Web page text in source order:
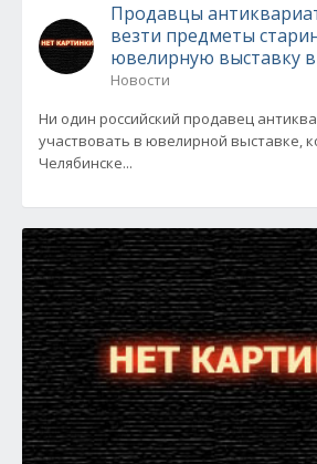
Продавцы
везти предметы
ювелирную выставку
Новости
Ни один российский продавец
участвовать в ювелирной выставке,
Челябинске...